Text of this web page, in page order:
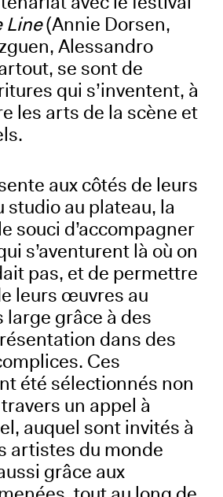
Line(Annie Dorsen,
Alessandro
se sont de
qui s’inventent, à
les arts de la scène et
aux côtés de leurs
studio au plateau, la
souci d’accompagner
s’aventurent là où on
pas, et de permettre
leurs œuvres au
large grâce à des
dans des
Ces
été sélectionnés non
un appel à
auquel sont invités à
artistes du monde
grâce aux